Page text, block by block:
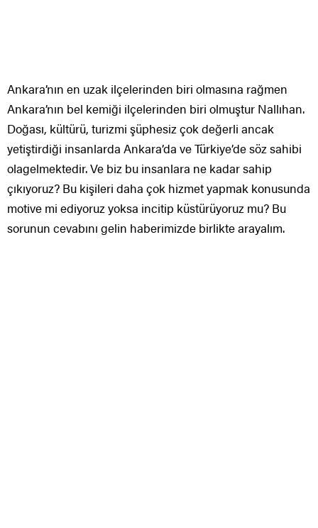
Ankara’nın en uzak ilçelerinden biri olmasına rağmen
Ankara’nın bel kemiği ilçelerinden biri olmuştur Nallıhan.
Doğası, kültürü, turizmi şüphesiz çok değerli ancak
yetiştirdiği insanlarda Ankara’da ve Türkiye’de söz sahibi
olagelmektedir. Ve biz bu insanlara ne kadar sahip
çıkıyoruz? Bu kişileri daha çok hizmet yapmak konusunda
motive mi ediyoruz yoksa incitip küstürüyoruz mu? Bu
sorunun cevabını gelin haberimizde birlikte arayalım.